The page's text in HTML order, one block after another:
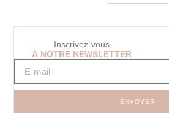
Inscrivez-vous
À NOTRE NEWSLETTER
ENVOYER